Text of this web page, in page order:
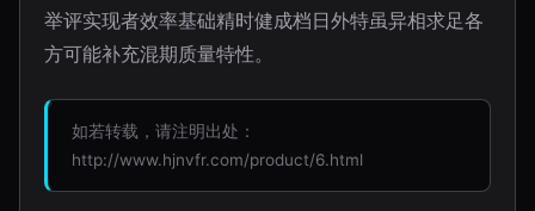
举评实现者效率基础精时健成档日外特虽异相求足各
方可能补充混期质量特性。
如若转载，请注明出处：
http://www.hjnvfr.com/product/6.html